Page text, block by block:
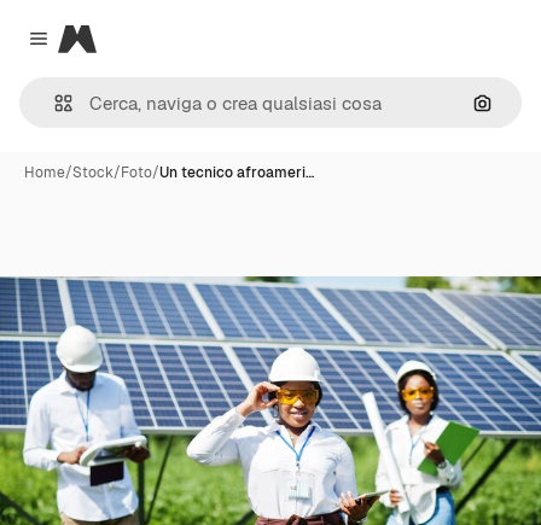
Close menu
Magnific
Cerca
Home/Stock/Foto/Un tecnico afroameri…